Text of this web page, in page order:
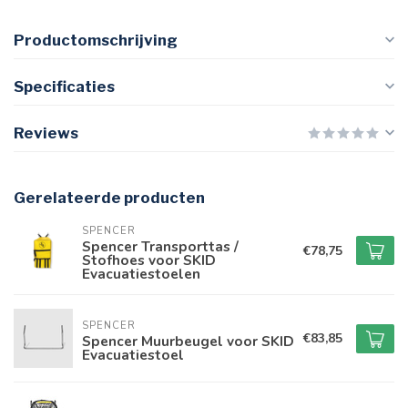
Productomschrijving
Specificaties
Reviews
Gerelateerde producten
SPENCER
Spencer Transporttas /
Stofhoes voor SKID
Evacuatiestoelen
€78,75
SPENCER
Spencer Muurbeugel voor SKID
Evacuatiestoel
€83,85